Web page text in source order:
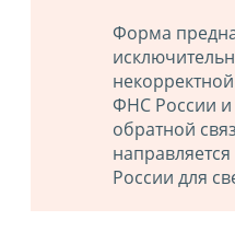
Форма
ФНС России и
обратной
России для